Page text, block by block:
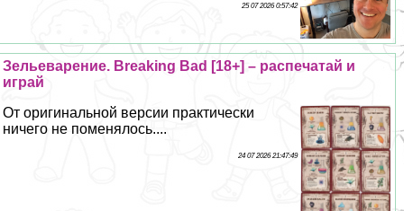
25 07 2026 0:57:42
Зельеварение. Breaking Bad [18+] – распечатай и
играй
От оригинальной версии пpaктически
ничего не поменялось....
24 07 2026 21:47:49